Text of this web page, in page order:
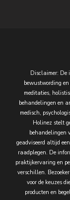
Disclaimer: De
bewustwording
meditaties,
behandelingen en
medisch,
Holinez stelt
behandelingen
geadviseerd altijd
raadplegen. De
praktijkervaring en
verschillen.
voor de keuzes
producten en